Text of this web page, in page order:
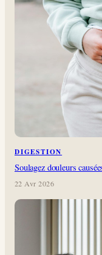
DIGESTION
Soulagez douleurs
22 Avr 2026